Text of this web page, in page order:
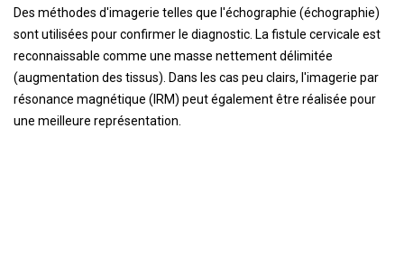
Des méthodes d'imagerie telles que l'échographie (échographie)
sont utilisées pour confirmer le diagnostic. La fistule cervicale est
reconnaissable comme une masse nettement délimitée
(augmentation des tissus). Dans les cas peu clairs, l'imagerie par
résonance magnétique (IRM) peut également être réalisée pour
une meilleure représentation.